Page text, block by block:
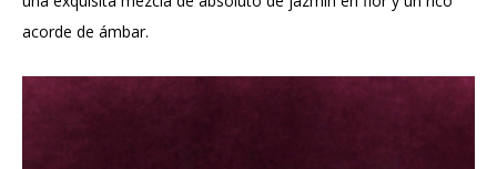
acorde de ámbar.